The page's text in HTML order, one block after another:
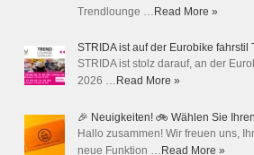
Trendlounge … Read More »
STRIDA ist auf der Eurobike
STRIDA ist stolz darauf, an der
2026 … Read More »
🎉 Neuigkeiten! 🚲 Wählen Sie
Hallo zusammen! Wir freuen uns,
neue Funktion … Read More »